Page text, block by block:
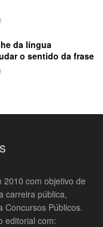
da língua
o sentido da frase
2010 com objetivo de
carreira pública,
Concursos Públicos.
editorial com: